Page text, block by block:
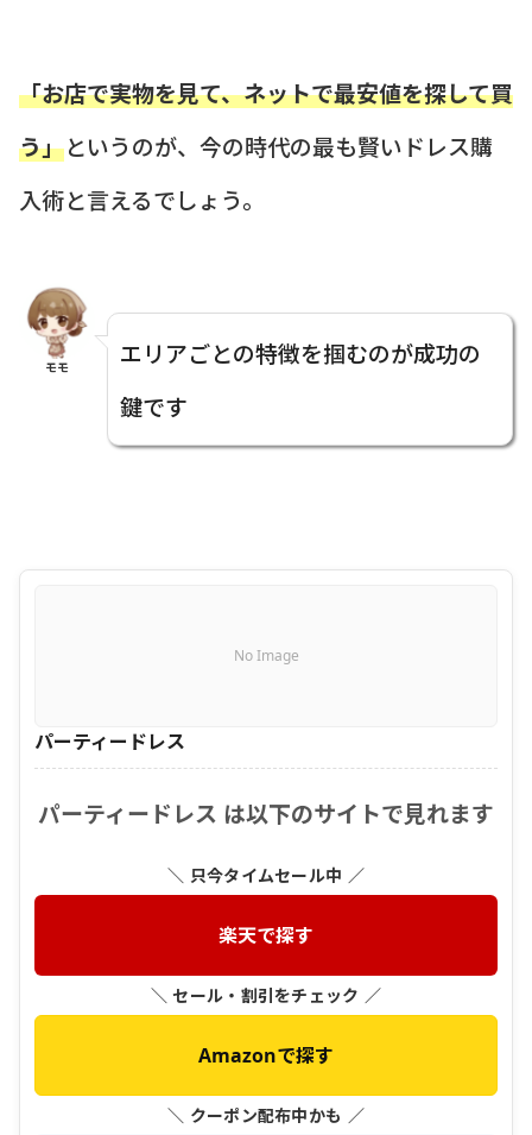
「お店で実物を見て、ネットで最安値を探して買
う」というのが、今の時代の最も賢いドレス購
入術と言えるでしょう。
モモ
エリアごとの特徴を掴むのが成功の
鍵です
No Image
パーティードレス
パーティードレス は以下のサイトで見れます
＼ 只今タイムセール中 ／
楽天で探す
＼ セール・割引をチェック ／
Amazonで探す
＼ クーポン配布中かも ／